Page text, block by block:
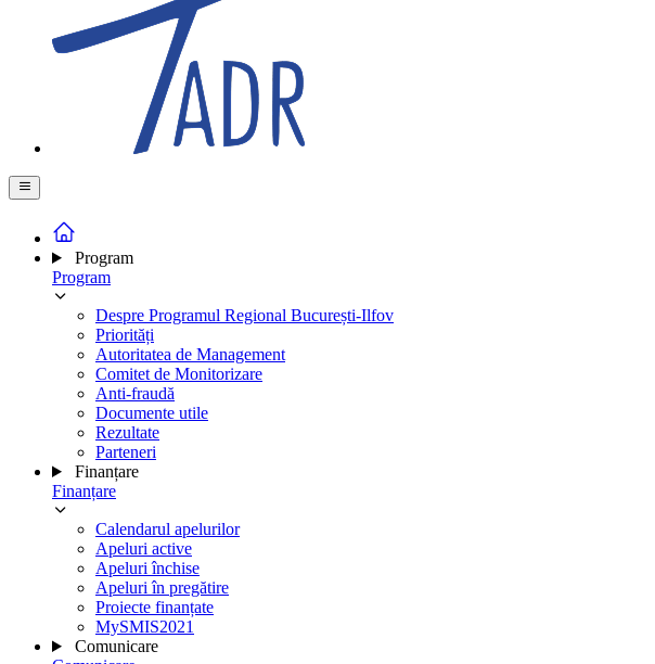
Program
Program
Despre Programul Regional București-Ilfov
Priorități
Autoritatea de Management
Comitet de Monitorizare
Anti-fraudă
Documente utile
Rezultate
Parteneri
Finanțare
Finanțare
Calendarul apelurilor
Apeluri active
Apeluri închise
Apeluri în pregătire
Proiecte finanțate
MySMIS2021
Comunicare